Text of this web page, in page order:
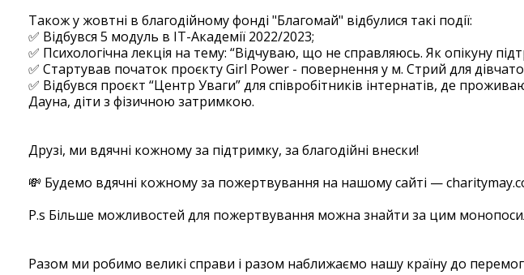
Також у жовтні в благодійному фонді "Благомай" відбулися такі події:
✅ Відбувся 5 модуль в ІТ-Академії 2022/2023;
✅ Психологічна лекція на тему: “Відчуваю, що не справляюсь. Як опікуну
✅ Стартував початок проєкту Girl Power - повернення у м. Стрий для
✅ Відбувся проєкт “Центр Уваги” для співробітників інтернатів, де
Дауна, діти з фізичною затримкою.
Друзі, ми вдячні кожному за підтримку, за благодійні внески!
💸 Будемо вдячні кожному за пожертвування на нашому сайті —
P.s Більше можливостей для пожертвування можна знайти за цим
Разом ми робимо великі справи і разом наближаємо нашу країну до